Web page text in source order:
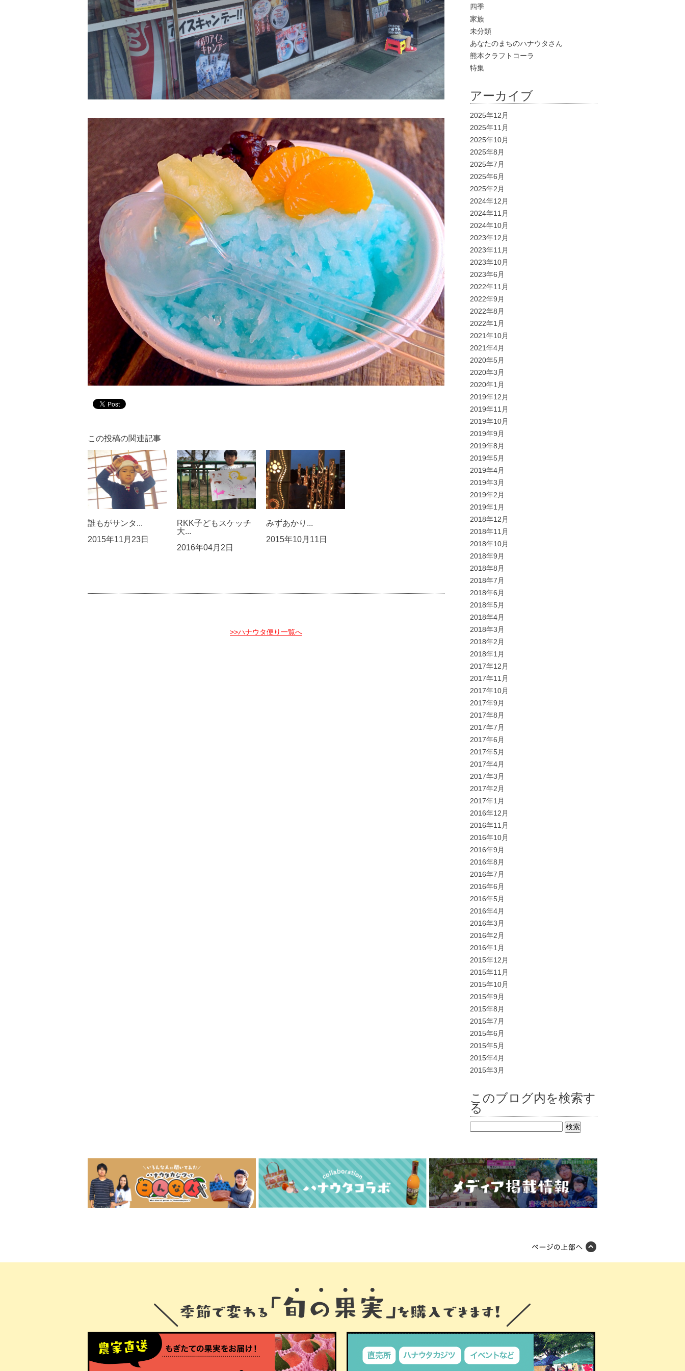
この投稿の関連記事
誰もがサンタ...
2015年11月23日
RKK子どもスケッチ
大...
2016年04月2日
みずあかり...
2015年10月11日
>>ハナウタ便り一覧へ
四季
家族
未分類
あなたのまちのハナウタさん
熊本クラフトコーラ
特集
アーカイブ
2025年12月
2025年11月
2025年10月
2025年8月
2025年7月
2025年6月
2025年2月
2024年12月
2024年11月
2024年10月
2023年12月
2023年11月
2023年10月
2023年6月
2022年11月
2022年9月
2022年8月
2022年1月
2021年10月
2021年4月
2020年5月
2020年3月
2020年1月
2019年12月
2019年11月
2019年10月
2019年9月
2019年8月
2019年5月
2019年4月
2019年3月
2019年2月
2019年1月
2018年12月
2018年11月
2018年10月
2018年9月
2018年8月
2018年7月
2018年6月
2018年5月
2018年4月
2018年3月
2018年2月
2018年1月
2017年12月
2017年11月
2017年10月
2017年9月
2017年8月
2017年7月
2017年6月
2017年5月
2017年4月
2017年3月
2017年2月
2017年1月
2016年12月
2016年11月
2016年10月
2016年9月
2016年8月
2016年7月
2016年6月
2016年5月
2016年4月
2016年3月
2016年2月
2016年1月
2015年12月
2015年11月
2015年10月
2015年9月
2015年8月
2015年7月
2015年6月
2015年5月
2015年4月
2015年3月
このブログ内を検索す
る